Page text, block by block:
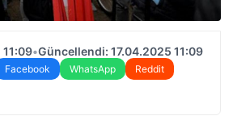
11:09•Güncellendi: 17.04.2025 11:09
Facebook WhatsApp
Reddit